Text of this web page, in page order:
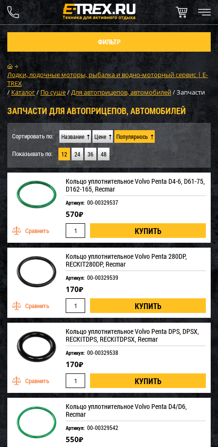
ФИЛЬТР
Лодки, лодочные моторы, рыбалка и водно-моторный сервис | E-
TREX
/Каталог/ По суше/Для автоприцепов, автомобилей/Запчасти
ЗАПЧАСТИ ДЛЯ АВТОПРИЦЕПОВ, АВТОМОБИЛЕЙ
Сортировать по: Название Цене Популярнось
Показывать по: 12 24 36 48
Кольцо уплотнительное Volvo Penta D4-6, D61-75,
D162-165, Recmar
Артикул: 00-00329537
570₽
Кольцо уплотнительное Volvo Penta 280DP,
RECKIT280DP, Recmar
Артикул: 00-00329539
170₽
Кольцо уплотнительное Volvo Penta DPS, DPSX,
RECKITDPS, RECKITDPSX, Recmar
Артикул: 00-00329538
170₽
Кольцо уплотнительное Volvo Penta D4/D6,
Recmar
Артикул: 00-00329542
550₽